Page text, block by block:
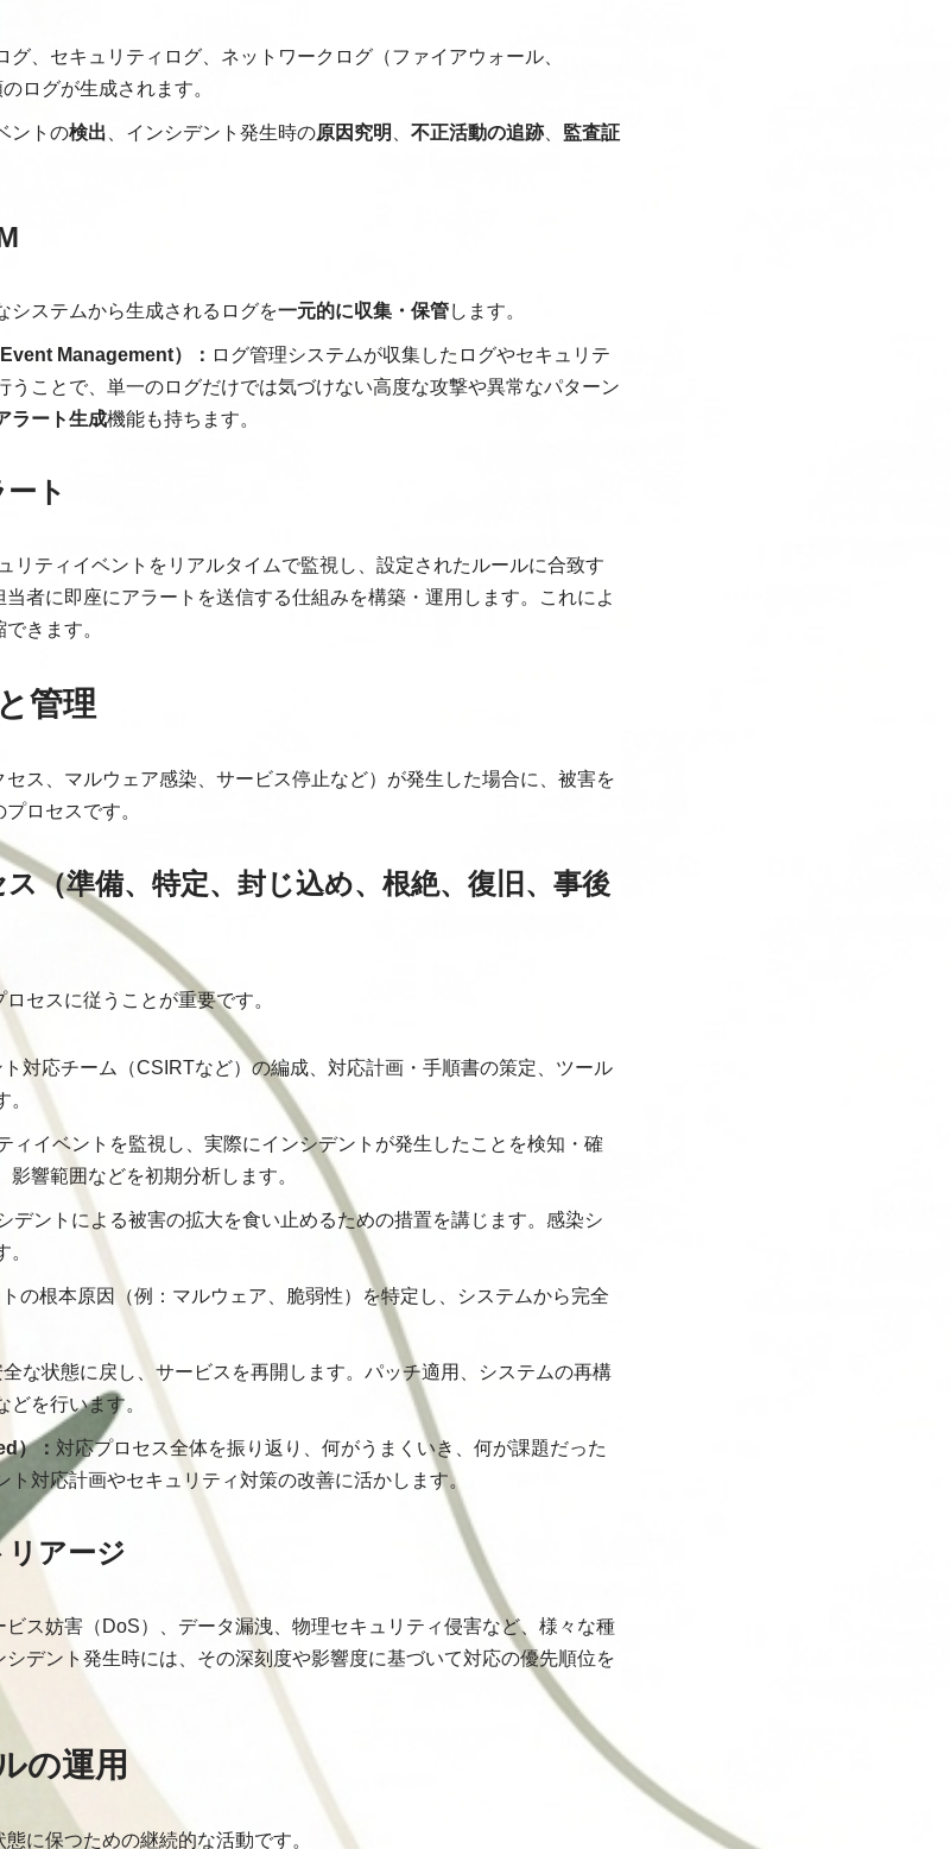
、セキュリティログ、ネットワークログ（ファイアウォール、
ログが生成されます。
ントの検出 、インシデント発生時の原因究明 不正活動の追跡、 監査証
システムから生成されるログを一元的に収集・保管します。
Management）： ログ管理システムが収集したログやセキュリテ
うことで、単一のログだけでは気づけない高度な攻撃や異常なパターン
ラート生成機能も持ちます。
ト
リティイベントをリアルタイムで監視し、設定されたルールに合致す
者に即座にアラートを送信する仕組みを構築・運用します。これによ
きます。
管理
ス、マルウェア感染、サービス停止など）が発生した場合に、被害を
ロセスです。
（準備、特定、封じ込め、根絶、復旧、事後
セスに従うことが重要です。
対応チーム（CSIRTなど）の編成、対応計画・手順書の策定、ツール
ィイベントを監視し、実際にインシデントが発生したことを検知・確
響範囲などを初期分析します。
デントによる被害の拡大を食い止めるための措置を講じます。感染シ
の根本原因（例：マルウェア、脆弱性）を特定し、システムから完全
な状態に戻し、サービスを再開します。パッチ適用、システムの再構
を行います。
）： 対応プロセス全体を振り返り、何がうまくいき、何が課題だった
対応計画やセキュリティ対策の改善に活かします。
アージ
ス妨害（DoS）、データ漏洩、物理セキュリティ侵害など、様々な種
デント発生時には、その深刻度や影響度に基づいて対応の優先順位を
の運用
に保つための継続的な活動です。